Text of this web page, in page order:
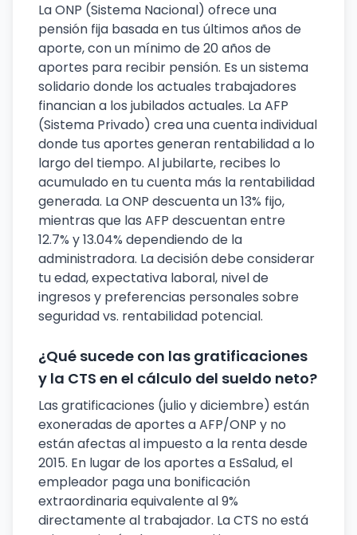
La ONP (Sistema Nacional) ofrece una
pensión fija basada en tus últimos años de
aporte, con un mínimo de 20 años de
aportes para recibir pensión. Es un sistema
solidario donde los actuales trabajadores
financian a los jubilados actuales. La AFP
(Sistema Privado) crea una cuenta individual
donde tus aportes generan rentabilidad a lo
largo del tiempo. Al jubilarte, recibes lo
acumulado en tu cuenta más la rentabilidad
generada. La ONP descuenta un 13% fijo,
mientras que las AFP descuentan entre
12.7% y 13.04% dependiendo de la
administradora. La decisión debe considerar
tu edad, expectativa laboral, nivel de
ingresos y preferencias personales sobre
seguridad vs. rentabilidad potencial.
¿Qué sucede con las gratificaciones
y la CTS en el cálculo del sueldo neto?
Las gratificaciones (julio y diciembre) están
exoneradas de aportes a AFP/ONP y no
están afectas al impuesto a la renta desde
2015. En lugar de los aportes a EsSalud, el
empleador paga una bonificación
extraordinaria equivalente al 9%
directamente al trabajador. La CTS no está